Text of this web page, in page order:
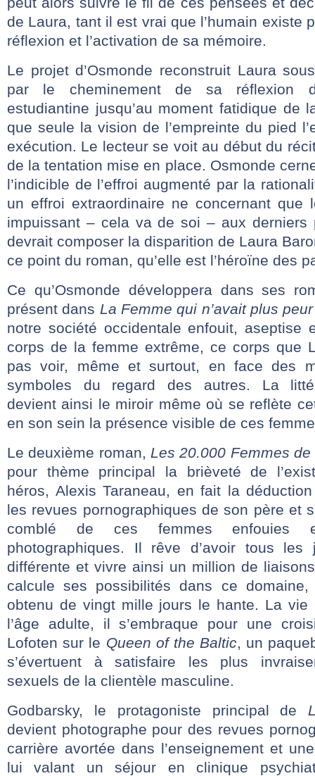
de Laura, tant il est vrai que l’humain existe
réflexion et l’activation de sa mémoire.
Le projet d’Osmonde reconstruit Laura
par le cheminement de sa réflexion
estudiantine jusqu’au moment fatidique de
que seule la vision de l’empreinte du pied
exécution. Le lecteur se voit au début du
de la tentation mise en place. Osmonde
l’indicible de l’effroi augmenté par la
un effroi extraordinaire ne concernant que
impuissant – cela va de soi – aux derniers
devrait composer la disparition de Laura
ce point du roman, qu’elle est l’héroïne des
Ce qu’Osmonde développera dans ses
présent dans La Femme qui n’avait plus
notre société occidentale enfouit, aseptise
corps de la femme extrême, ce corps que
pas voir, même et surtout, en face des
symboles du regard des autres. La
devient ainsi le miroir même où se reflète
en son sein la présence visible de ces
Le deuxième roman, Les 20.000 Femmes de
pour thème principal la brièveté de
héros, Alexis Taraneau, en fait la
les revues pornographiques de son père et
comblé de ces femmes enfouies
photographiques. Il rêve d’avoir tous les
différente et vivre ainsi un million de
calcule ses possibilités dans ce
obtenu de vingt mille jours le hante. La
l’âge adulte, il s’embraque pour une
Lofoten sur le Queen of the Baltic, un
s’évertuent à satisfaire les plus
sexuels de la clientèle masculine.
Godbarsky, le protagoniste principal de
devient photographe pour des revues
carrière avortée dans l’enseignement et
lui valant un séjour en clinique